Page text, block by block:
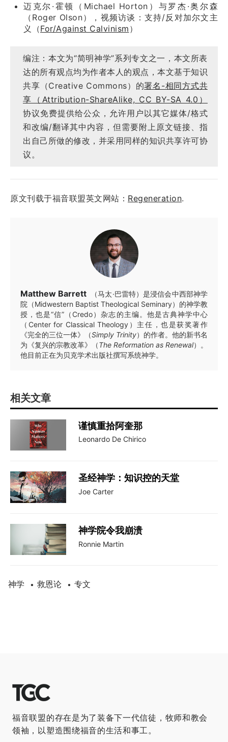
迈克尔·霍顿（Michael Horton）与罗杰·奥尔森
（Roger Olson），视频访谈：支持/反对加尔文主
义（For/Against Calvinism ）
编注：本文为“简明神学”系列专文之一，本文所表
达的所有观点均为作者本人的观点，本文基于知识
共享（Creative Commons）的署名-相同方式共
享（Attribution-ShareAlike, CC BY-SA 4.0）
协议免费提供给公众，允许用户以其它媒体/格式
和改编/翻译其中内容，但需要附上原文链接、指
出自己所做的修改，并采用同样的知识共享许可协
议。
原文刊载于福音联盟英文网站： Regeneration.
Matthew Barrett
（马太·巴雷特）是浸信会中西部神学
院（Midwestern Baptist Theological Seminary）的神学教
授，也是“信”（Credo）杂志的主编。他是古典神学中心
（Center for Classical Theology）主任，也是获奖著作
《完全的三位一体》（Simply Trinity）的作者。他的新书名
为《复兴的宗教改革》（The Reformation as Renewal）。
他目前正在为贝克学术出版社撰写系统神学。
相关文章
谨慎重拾阿奎那
Leonardo De Chirico
圣经神学：知识控的天堂
Joe Carter
神学院令我崩溃
Ronnie Martin
神学 • 救恩论 • 专文
福音联盟的存在是为了装备下一代信徒，牧师和教会
领袖，以塑造围绕福音的生活和事工。